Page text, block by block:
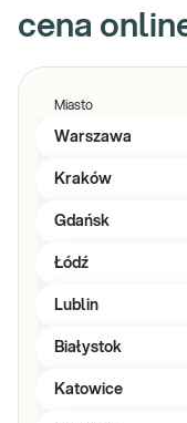
cena
Miasto
Warszawa
Kraków
Gdańsk
Łódź
Lublin
Białystok
Katowice